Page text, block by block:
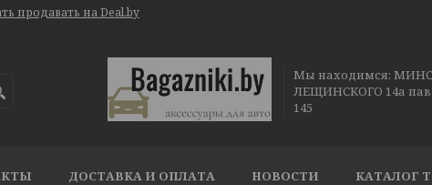
продавать на Deal.by
Мы находимся:
ЛЕЩИНСКОГО 14а
145
ДОСТАВКА И ОПЛАТА НОВОСТИ КАТАЛОГ